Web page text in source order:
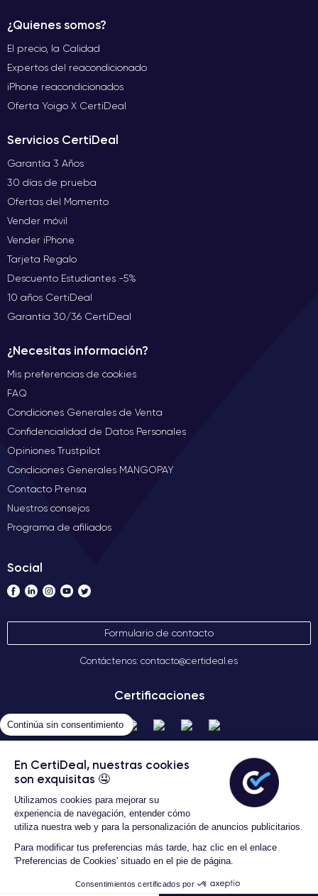
Continúa sin consentimiento
En CertiDeal, nuestras cookies
son exquisitas 🤤
Utilizamos cookies para mejorar su
experiencia de navegación, entender cómo
utiliza nuestra web y para la personalización de anuncios publicitarios.
Para modificar tus preferencias más tarde, haz clic en el enlace
'Preferencias de Cookies' situado en el pie de página.
Consentimientos certificados por
¿Quienes somos?
El precio, la Calidad
Expertos del reacondicionado
iPhone reacondicionados
Oferta Yoigo X CertiDeal
Servicios CertiDeal
Garantía 3 Años
30 días de prueba
Ofertas del Momento
Vender móvil
Vender iPhone
Tarjeta Regalo
Descuento Estudiantes -5%
10 años CertiDeal
Garantía 30/36 CertiDeal
¿Necesitas información?
Mis preferencias de cookies
FAQ
Condiciones Generales de Venta
Confidencialidad de Datos Personales
Opiniones Trustpilot
Condiciones Generales MANGOPAY
Contacto Prensa
Nuestros consejos
Programa de afiliados
Social
Formulario de contacto
Contáctenos: contacto@certideal.es
Certificaciones
Términos Generales de Venta
derechos reservados